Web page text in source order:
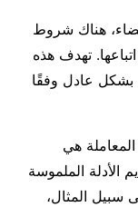
هناك شروط
تهدف هذه
بشكل عادل وفقًا
هي
الأدلة الملموسة
سبيل المثال،